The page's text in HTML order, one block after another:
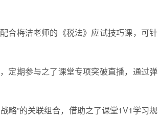
合梅洁老师的《税法》应试技巧课，可针
定期参与之了课堂专项突破直播，通过弹
略”的关联组合，借助之了课堂1V1学习规